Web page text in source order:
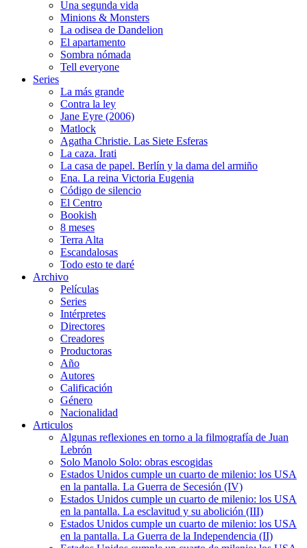
Una segunda vida
Minions & Monsters
La odisea de Dandelion
El apartamento
Sombra nómada
Tell everyone
Series
La más grande
Contra la ley
Jane Eyre (2006)
Matlock
Agatha Christie. Las Siete Esferas
La caza. Irati
La casa de papel. Berlín y la dama del armiño
Ena. La reina Victoria Eugenia
Código de silencio
El Centro
Bookish
8 meses
Terra Alta
Escandalosas
Todo esto te daré
Archivo
Películas
Series
Intérpretes
Directores
Creadores
Productoras
Año
Autores
Calificación
Género
Nacionalidad
Articulos
Algunas reflexiones en torno a la filmografía de Juan
Lebrón
Solo Manolo Solo: obras escogidas
Estados Unidos cumple un cuarto de milenio: los USA
en la pantalla. La Guerra de Secesión (IV)
Estados Unidos cumple un cuarto de milenio: los USA
en la pantalla. La esclavitud y su abolición (III)
Estados Unidos cumple un cuarto de milenio: los USA
en la pantalla. La Guerra de la Independencia (II)